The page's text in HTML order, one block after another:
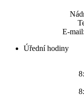
E-mail:
Úřední hodiny